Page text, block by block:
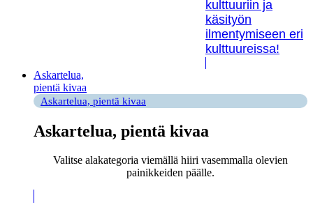
kulttuuriin ja
käsityön
ilmentymiseen eri
kulttuureissa!
Askartelua,
pientä kivaa
Askartelua, pientä kivaa
Askartelua, pientä kivaa
Valitse alakategoria viemällä hiiri vasemmalla olevien
painikkeiden päälle.